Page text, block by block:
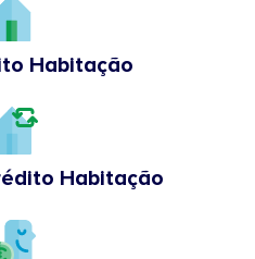
Habitação
Habitação